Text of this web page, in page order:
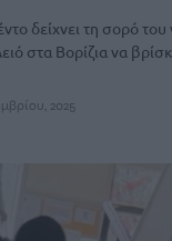
δείχνει τη σορό
στα Βορίζια να
2025